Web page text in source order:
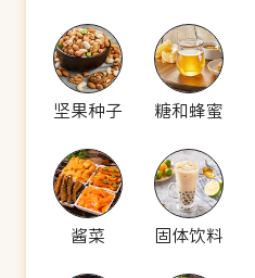
坚果种子 糖和蜂蜜
酱菜 固体饮料